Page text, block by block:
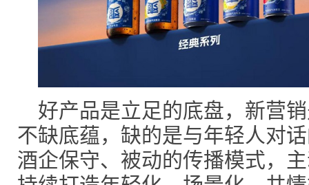
好产品是立足的底盘，新营
不缺底蕴，缺的是与年轻人对
酒企保守、被动的传播模式，